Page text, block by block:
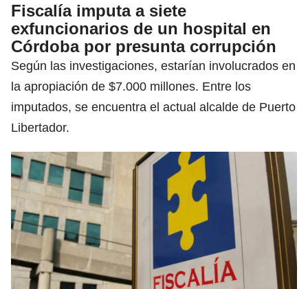
Fiscalía imputa a siete
exfuncionarios de un hospital en
Córdoba por presunta corrupción
Según las investigaciones, estarían involucrados en
la apropiación de $7.000 millones. Entre los
imputados, se encuentra el actual alcalde de Puerto
Libertador.